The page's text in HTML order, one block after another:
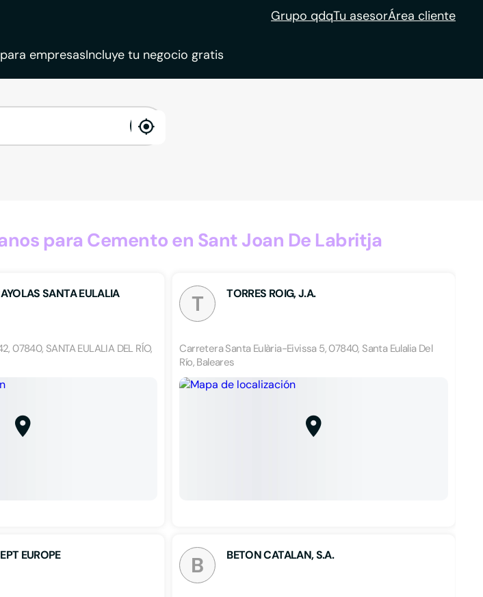
Grupo qdqTu asesorÁrea cliente
empresasIncluye tu negocio gratis
enable
para Cemento en Sant Joan De Labritja
SANTA EULALIA
07840, SANTA EULALIA DEL RÍO,
T TORRES ROIG, J.A.
Carretera Santa Eulària-Eivissa 5, 07840, Santa Eulalia Del
Río, Baleares
EUROPE B BETON CATALAN, S.A.